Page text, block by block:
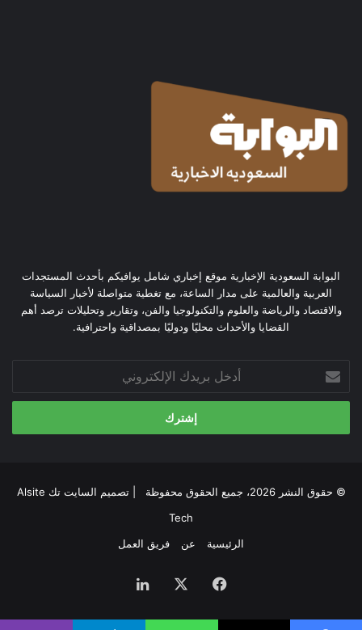
البوابة السعودية الإخبارية موقع إخباري شامل يوافيكم بأحدث المستجدات
العربية والعالمية على مدار الساعة، مع تغطية متواصلة لأخبار السياسة
والاقتصاد والرياضة والعلوم والتكنولوجيا والفن، وتقارير وتحليلات ترصد أهم
القضايا والأحداث محليًا ودوليًا بمصداقية واحترافية.
بريدك
الإلكتروني
© حقوق النشر 2026، جميع الحقوق محفوظة | تصميم
السايت تك Alsite
Tech
الرئيسية
عن فريق العمل
فيسبوك لينكدإن